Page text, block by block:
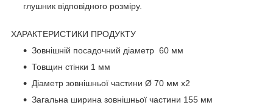
глушник відповідного розміру.
ХАРАКТЕРИСТИКИ ПРОДУКТУ
Зовнішній посадочний діаметр 60 мм
Товщин стінки 1 мм
Діаметр зовнішньої частини Ø 70 мм х2
Загальна ширина зовнішньої частини 155 мм